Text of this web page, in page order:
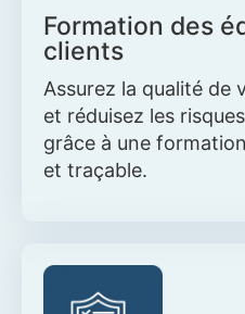
Formation des
clients
Assurez la qualité de
et réduisez les
grâce à une
et traçable.